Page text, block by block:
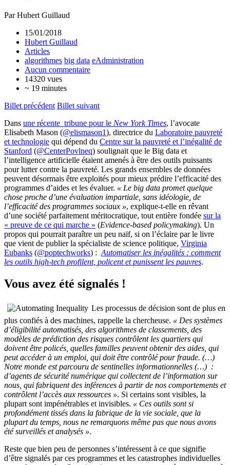
Par Hubert Guillaud
15/01/2018
Hubert Guillaud
Articles
algorithmes big data eAdministration
Aucun commentaire
14320 vues
~ 19 minutes
Billet précédent Billet suivant
Dans une récente tribune pour le New York Times, l’avocate
Elisabeth Mason (@elismason1), directrice du Laboratoire pauvreté
et technologie qui dépend du Centre sur la pauvreté et l’inégalité de
Stanford (@CenterPovlneq) soulignait que le Big data et
l’intelligence artificielle étaient amenés à être des outils puissants
pour lutter contre la pauvreté. Les grands ensembles de données
peuvent désormais être exploités pour mieux prédire l’efficacité des
programmes d’aides et les évaluer. « Le big data promet quelque
chose proche d’une évaluation impartiale, sans idéologie, de
l’efficacité des programmes sociaux », explique-t-elle en rêvant
d’une société parfaitement méritocratique, tout entière fondée sur la
« preuve de ce qui marche » (Evidence-based policymaking). Un
propos qui pourrait paraître un peu naïf, si on l’éclaire par le livre
que vient de publier la spécialiste de science politique, Virginia
Eubanks (@poptechworks) : Automatiser les inégalités : comment
les outils high-tech profilent, policent et punissent les pauvres.
Vous avez été signalés !
Les processus de décision sont de plus en
plus confiés à des machines, rappelle la chercheuse. « Des systèmes
d’éligibilité automatisés, des algorithmes de classements, des
modèles de prédiction des risques contrôlent les quartiers qui
doivent être policés, quelles familles peuvent obtenir des aides, qui
peut accéder à un emploi, qui doit être contrôlé pour fraude. (…)
Notre monde est parcouru de sentinelles informationnelles (…) :
d’agents de sécurité numérique qui collectent de l’information sur
nous, qui fabriquent des inférences à partir de nos comportements et
contrôlent l’accès aux ressources ». Si certains sont visibles, la
plupart sont impénétrables et invisibles. « Ces outils sont si
profondément tissés dans la fabrique de la vie sociale, que la
plupart du temps, nous ne remarquons même pas que nous avons
été surveillés et analysés ».
Reste que bien peu de personnes s’intéressent à ce que signifie
d’être signalés par ces programmes et les catastrophes individuelles